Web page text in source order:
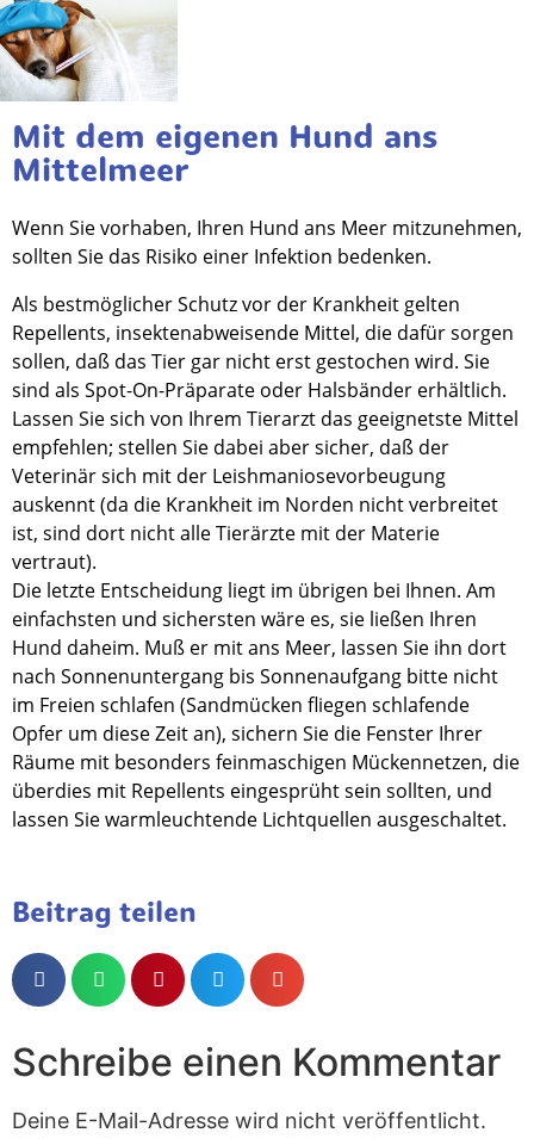
Mit dem eigenen Hund ans
Mittelmeer
Wenn Sie vorhaben, Ihren Hund ans Meer mitzunehmen,
sollten Sie das Risiko einer Infektion bedenken.
Als bestmöglicher Schutz vor der Krankheit gelten
Repellents, insektenabweisende Mittel, die dafür sorgen
sollen, daß das Tier gar nicht erst gestochen wird. Sie
sind als Spot-On-Präparate oder Halsbänder erhältlich.
Lassen Sie sich von Ihrem Tierarzt das geeignetste Mittel
empfehlen; stellen Sie dabei aber sicher, daß der
Veterinär sich mit der Leishmaniosevorbeugung
auskennt (da die Krankheit im Norden nicht verbreitet
ist, sind dort nicht alle Tierärzte mit der Materie
vertraut).
Die letzte Entscheidung liegt im übrigen bei Ihnen. Am
einfachsten und sichersten wäre es, sie ließen Ihren
Hund daheim. Muß er mit ans Meer, lassen Sie ihn dort
nach Sonnenuntergang bis Sonnenaufgang bitte nicht
im Freien schlafen (Sandmücken fliegen schlafende
Opfer um diese Zeit an), sichern Sie die Fenster Ihrer
Räume mit besonders feinmaschigen Mückennetzen, die
überdies mit Repellents eingesprüht sein sollten, und
lassen Sie warmleuchtende Lichtquellen ausgeschaltet.
Beitrag teilen
Schreibe einen Kommentar
Deine E-Mail-Adresse wird nicht veröffentlicht.